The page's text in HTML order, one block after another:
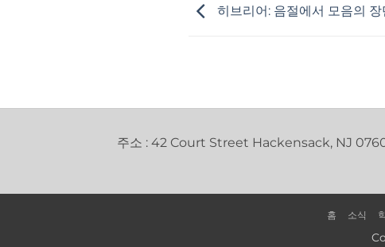
히브리어: 음절에서 모음의
주소 : 42 Court Street Hackensack, NJ
홈 소식